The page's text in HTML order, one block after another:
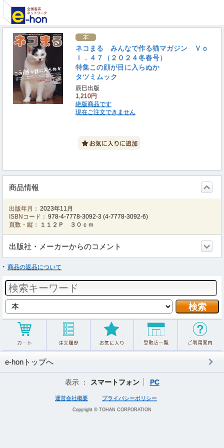
ネコまる みんなで作る猫マガジン Ｖｏ
ｌ．４７（２０２４冬春号）
特集この顔が目に入らぬか
タツミムック
辰巳出版
1,210円
絶版商品です
現在ご注文できません
商品情報
出版年月： 2023年11月
ISBNコード： 978-4-7778-3092-3 (4-7778-3092-6)
頁数・縦：
１１２Ｐ ３０ｃｍ
出版社・メーカーからのコメント
商品の返品について
e-honトップへ
表示 ： スマートフォン PC
運営会社概要 プライバシーポリシー
Copyright © TOHAN CORPORATION